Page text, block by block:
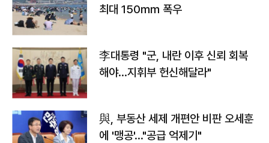
최대 150㎜ 폭우
李대통령 "군, 내란 이후 신뢰 회복
해야…지휘부 헌신해달라"
與, 부동산 세제 개편안 비판 오세훈
에 '맹공'…"공급 억제기"